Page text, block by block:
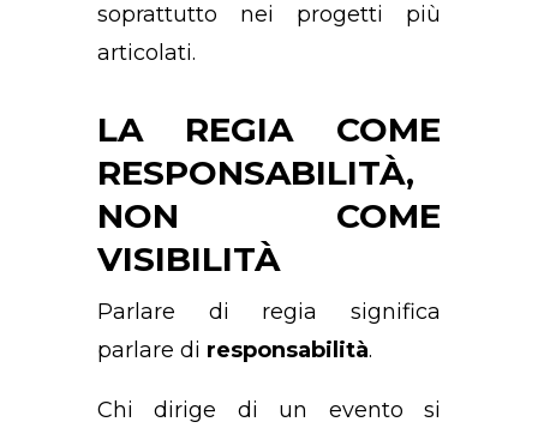
soprattutto nei progetti più
articolati.
LA REGIA COME
RESPONSABILITÀ,
NON COME
VISIBILITÀ
Parlare di regia significa
parlare di responsabilità.
Chi dirige di un evento si